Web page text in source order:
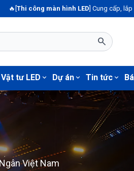
hình LED] Cung cấp, lắp đặt màn hình led
search
Vật tư LED expand_more Dự ánexpand_more Tin tứcexpand_more
Việt Nam
hình LED123